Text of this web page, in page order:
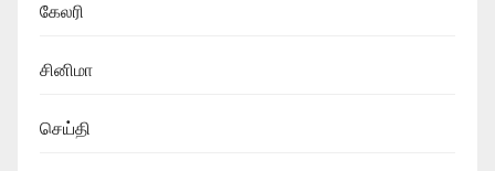
கேலரி
சினிமா
செய்தி